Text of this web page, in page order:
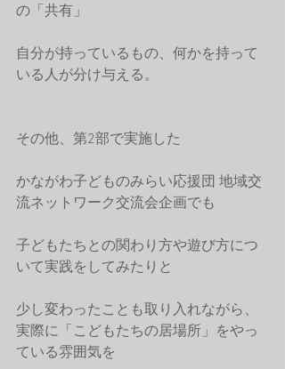
の「共有」
自分が持っているもの、何かを持って
いる人が分け与える。
その他、第2部で実施した
かながわ子どものみらい応援団 地域交
流ネットワーク交流会企画でも
子どもたちとの関わり方や遊び方につ
いて実践をしてみたりと
少し変わったことも取り入れながら、
実際に「こどもたちの居場所」をやっ
ている雰囲気を